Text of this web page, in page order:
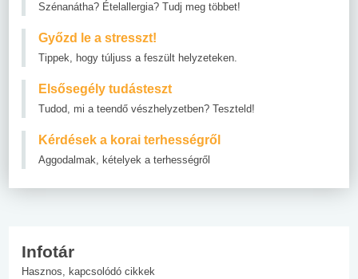
Szénanátha? Ételallergia? Tudj meg többet!
Győzd le a stresszt!
Tippek, hogy túljuss a feszült helyzeteken.
Elsősegély tudásteszt
Tudod, mi a teendő vészhelyzetben? Teszteld!
Kérdések a korai terhességről
Aggodalmak, kételyek a terhességről
Infotár
Hasznos, kapcsolódó cikkek